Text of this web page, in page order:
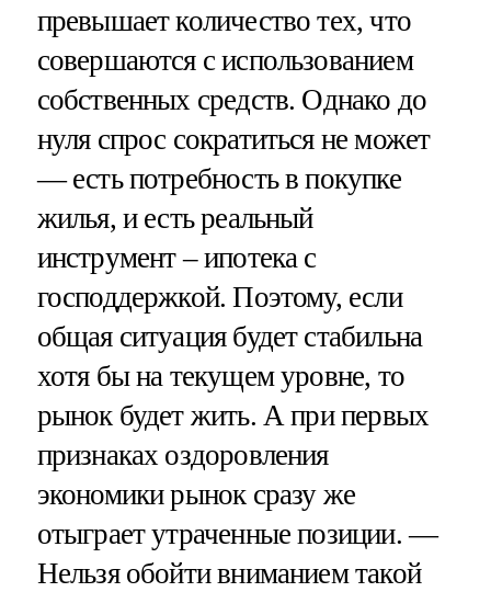
превышает количество тех, что
совершаются с использованием
собственных средств. Однако до
нуля спрос сократиться не может
— есть потребность в покупке
жилья, и есть реальный
инструмент – ипотека с
господдержкой. Поэтому, если
общая ситуация будет стабильна
хотя бы на текущем уровне, то
рынок будет жить. А при первых
признаках оздоровления
экономики рынок сразу же
отыграет утраченные позиции. —
Нельзя обойти вниманием такой